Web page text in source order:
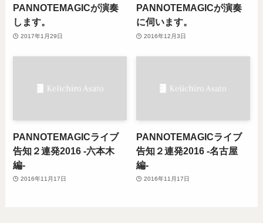
PANNOTEMAGICが演奏
します。
2017年1月29日
PANNOTEMAGICが演奏
に伺います。
2016年12月3日
PANNOTEMAGICライブ
告知２連発2016 -六本木
編-
2016年11月17日
PANNOTEMAGICライブ
告知２連発2016 -名古屋
編-
2016年11月17日